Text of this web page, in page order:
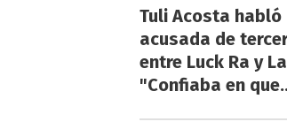
Tuli Acosta
acusada de
entre Luck Ra y
"Confiaba en